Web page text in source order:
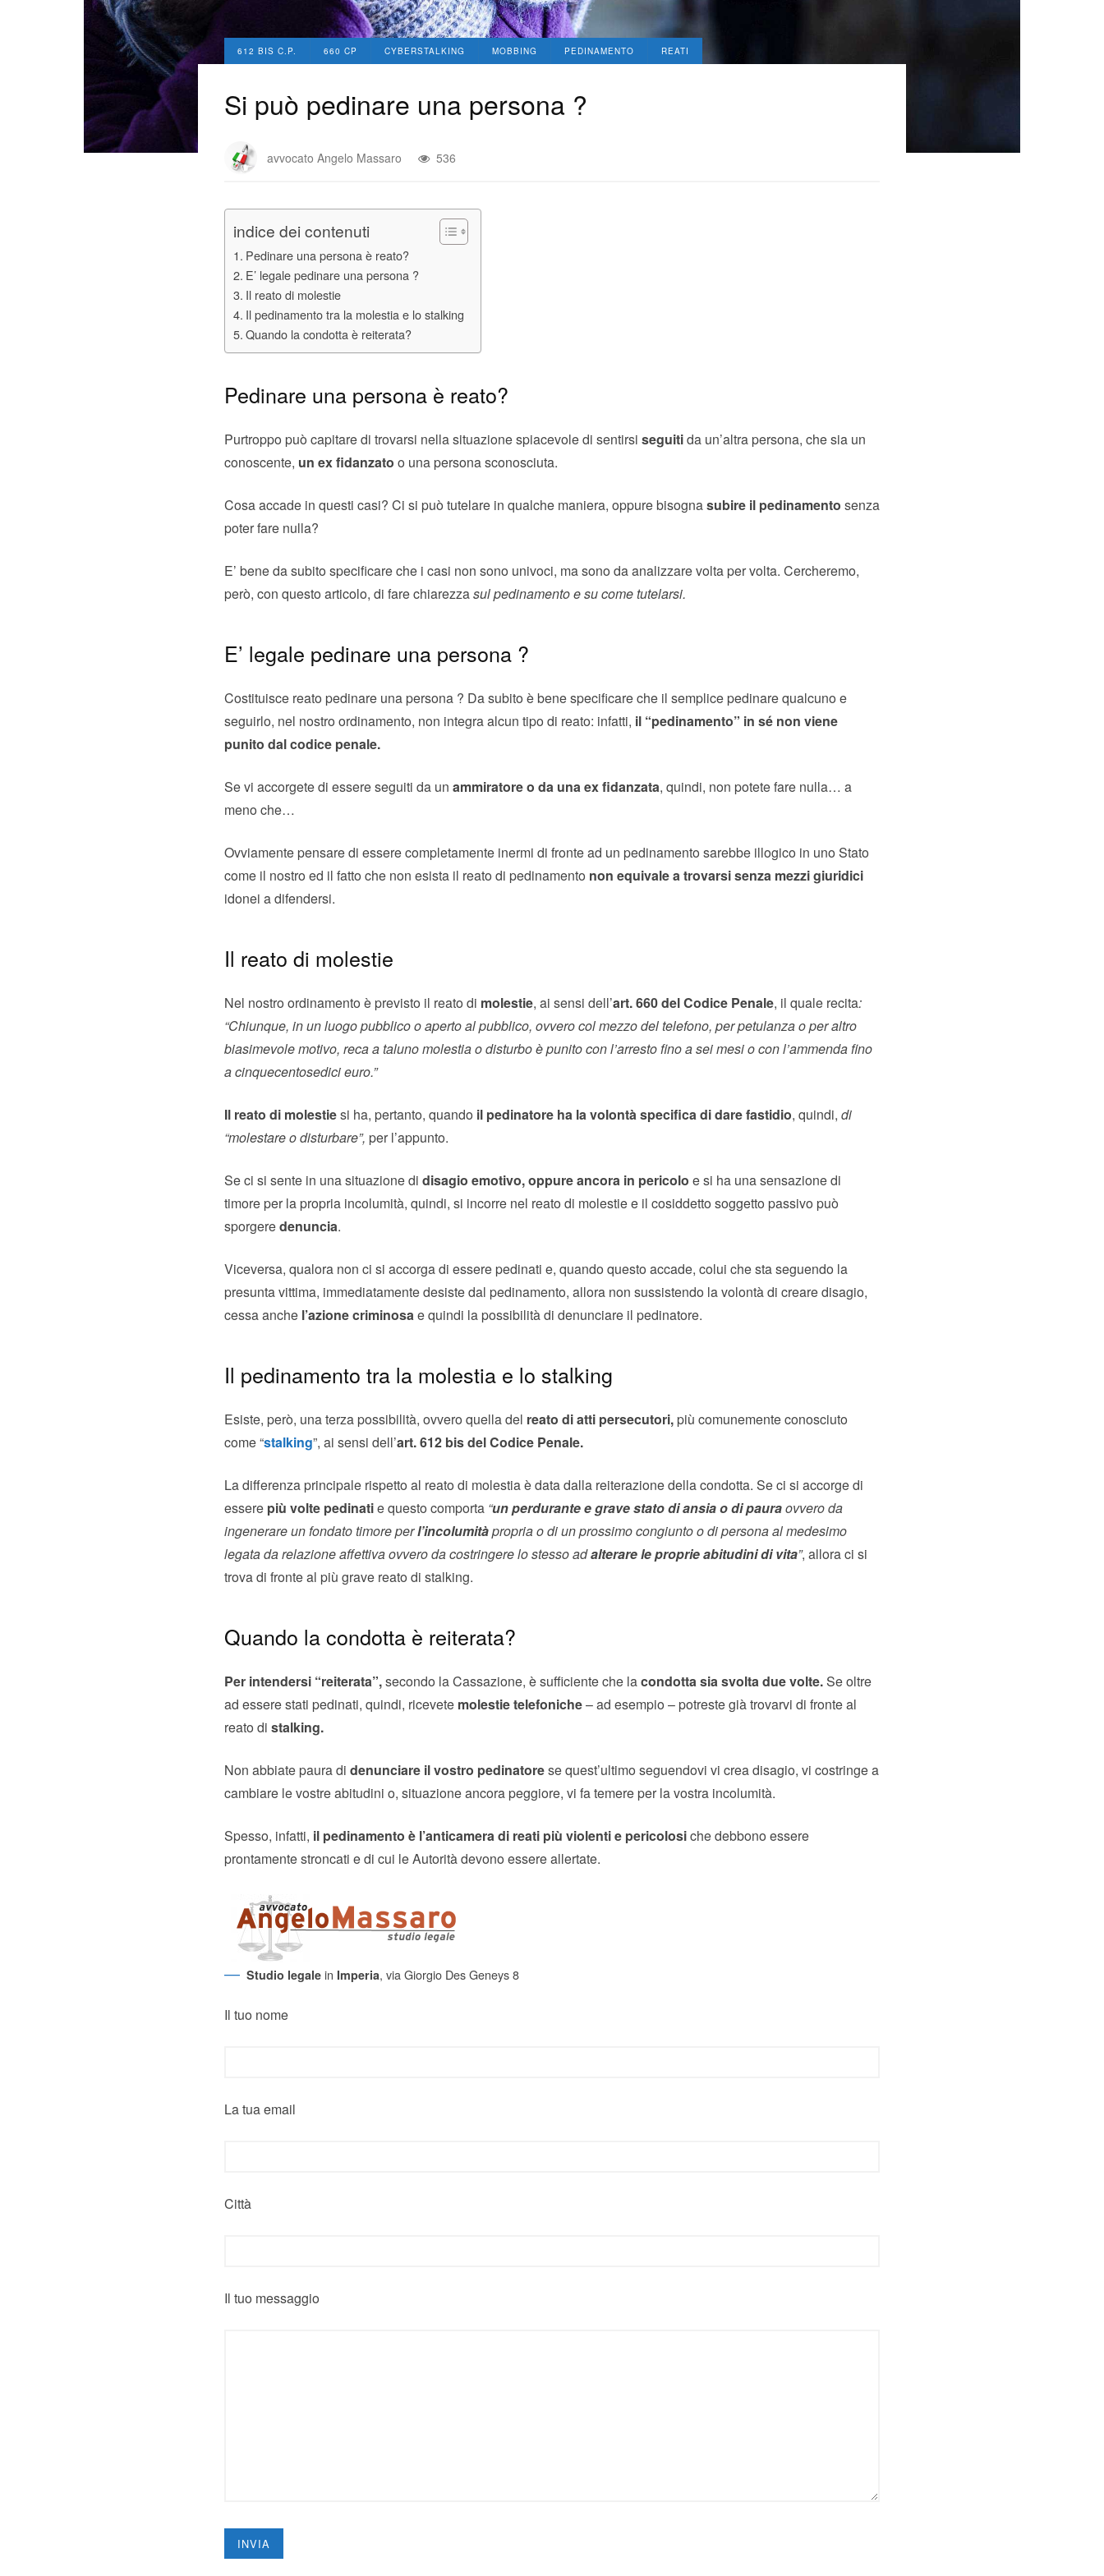
612 BIS C.P. 660 CP CYBERSTALKING MOBBING PEDINAMENTO REATI
Si può pedinare una persona ?
avvocato Angelo Massaro 536
indice dei contenuti
Pedinare una persona è reato?
E’ legale pedinare una persona ?
Il reato di molestie
Il pedinamento tra la molestia e lo stalking
Quando la condotta è reiterata?
Pedinare una persona è reato?
Purtroppo può capitare di trovarsi nella situazione spiacevole di sentirsi seguitida un’altra persona, che sia un
conoscente, un ex fidanzato o una persona sconosciuta.
Cosa accade in questi casi? Ci si può tutelare in qualche maniera, oppure bisognasubire il pedinamento senza
poter fare nulla?
E’ bene da subito specificare che i casi non sono univoci, ma sono da analizzare volta per volta. Cercheremo,
però, con questo articolo, di fare chiarezzasul pedinamento e su come tutelarsi.
E’ legale pedinare una persona ?
Costituisce reato pedinare una persona ? Da subito è bene specificare che il semplice pedinare qualcuno e
seguirlo, nel nostro ordinamento, non integra alcun tipo di reato: infatti, il “pedinamento” in sé non viene
punito dal codice penale.
Se vi accorgete di essere seguiti da un ammiratore o da una ex fidanzata, quindi, non potete fare nulla… a
meno che…
Ovviamente pensare di essere completamente inermi di fronte ad un pedinamento sarebbe illogico in uno Stato
come il nostro ed il fatto che non esista il reato di pedinamento non equivale a trovarsi senza mezzi giuridici
idonei a difendersi.
Il reato di molestie
Nel nostro ordinamento è previsto il reato di molestie, ai sensi dell’art. 660 del Codice Penale, il quale recita:
“Chiunque, in un luogo pubblico o aperto al pubblico, ovvero col mezzo del telefono, per petulanza o per altro
biasimevole motivo, reca a taluno molestia o disturbo è punito con l’arresto fino a sei mesi o con l’ammenda fino
a cinquecentosedici euro.”
Il reato di molestiesi ha, pertanto, quando il pedinatore ha la volontà specifica di dare fastidio, quindi, di
“molestare o disturbare”, per l’appunto.
Se ci si sente in una situazione di disagio emotivo, oppure ancora in pericolo e si ha una sensazione di
timore per la propria incolumità, quindi, si incorre nel reato di molestie e il cosiddetto soggetto passivo può
sporgeredenuncia.
Viceversa, qualora non ci si accorga di essere pedinati e, quando questo accade, colui che sta seguendo la
presunta vittima, immediatamente desiste dal pedinamento, allora non sussistendo la volontà di creare disagio,
cessa anche l’azione criminosae quindi la possibilità di denunciare il pedinatore.
Il pedinamento tra la molestia e lo stalking
Esiste, però, una terza possibilità, ovvero quella del reato di atti persecutori, più comunemente conosciuto
come “stalking”, ai sensi dell’art. 612 bis del Codice Penale.
La differenza principale rispetto al reato di molestia è data dalla reiterazione della condotta. Se ci si accorge di
essere più volte pedinatie questo comporta “un perdurante e grave stato di ansia o di pauraovvero da
ingenerare un fondato timore perl’incolumitàpropria o di un prossimo congiunto o di persona al medesimo
legata da relazione affettiva ovvero da costringere lo stesso adalterare le proprie abitudini di vita”, allora ci si
trova di fronte al più grave reato di stalking.
Quando la condotta è reiterata?
Per intendersi “reiterata”,secondo la Cassazione, è sufficiente che lacondotta sia svolta due volte.Se oltre
ad essere stati pedinati, quindi, ricevete molestie telefoniche– ad esempio – potreste già trovarvi di fronte al
reato di stalking.
Non abbiate paura di denunciare il vostro pedinatorese quest’ultimo seguendovi vi crea disagio, vi costringe a
cambiare le vostre abitudini o, situazione ancora peggiore, vi fa temere per la vostra incolumità.
Spesso, infatti, il pedinamento è l’anticamera di reati più violenti e pericolosiche debbono essere
prontamente stroncati e di cui le Autorità devono essere allertate.
Studio legale in Imperia, via Giorgio Des Geneys 8
Il tuo nome
La tua email
Città
Il tuo messaggio